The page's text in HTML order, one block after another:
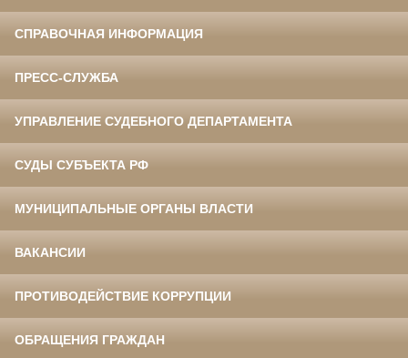
СПРАВОЧНАЯ ИНФОРМАЦИЯ
ПРЕСС-СЛУЖБА
УПРАВЛЕНИЕ СУДЕБНОГО ДЕПАРТАМЕНТА
СУДЫ СУБЪЕКТА РФ
МУНИЦИПАЛЬНЫЕ ОРГАНЫ ВЛАСТИ
ВАКАНСИИ
ПРОТИВОДЕЙСТВИЕ КОРРУПЦИИ
ОБРАЩЕНИЯ ГРАЖДАН